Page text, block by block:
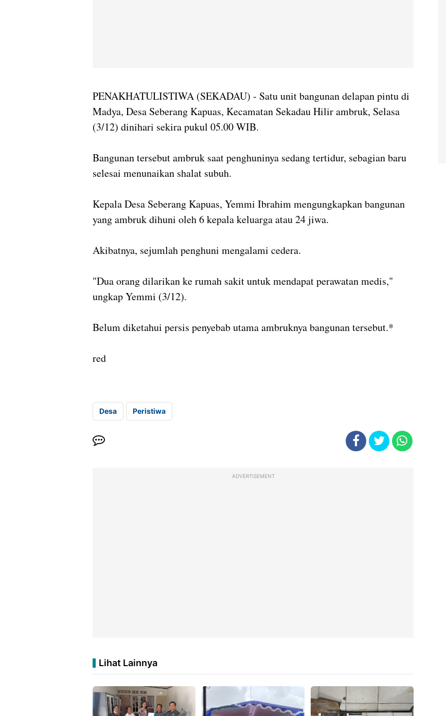
PENAKHATULISTIWA (SEKADAU) - Satu unit bangunan delapan pintu di
Madya, Desa Seberang Kapuas, Kecamatan Sekadau Hilir ambruk, Selasa
(3/12) dinihari sekira pukul 05.00 WIB.
Bangunan tersebut ambruk saat penghuninya sedang tertidur, sebagian baru
selesai menunaikan shalat subuh.
Kepala Desa Seberang Kapuas, Yemmi Ibrahim mengungkapkan bangunan
yang ambruk dihuni oleh 6 kepala keluarga atau 24 jiwa.
Akibatnya, sejumlah penghuni mengalami cedera.
"Dua orang dilarikan ke rumah sakit untuk mendapat perawatan medis,"
ungkap Yemmi (3/12).
Belum diketahui persis penyebab utama ambruknya bangunan tersebut.*
red
Desa Peristiwa
ADVERTISEMENT
Lihat Lainnya